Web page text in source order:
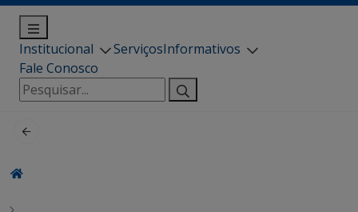
Institucional ServiçosInformativos
Fale Conosco
Pesquisar
por: